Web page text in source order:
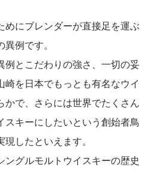
めにブレンダーが直接足を運ぶ
例です。
例とこだわりの強さ、一切の妥
崎を日本でもっとも有名なウイ
かで、さらには世界でたくさん
スキーにしたいという創始者鳥
したといえます。
ングルモルトウイスキーの歴史